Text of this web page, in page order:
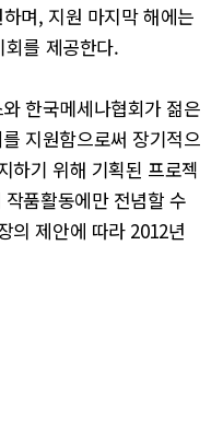
며, 지원 마지막 해에는
를 제공한다.
한국메세나협회가 젊은
지원함으로써 장기적으
하기 위해 기획된 프로젝
품활동에만 전념할 수
의 제안에 따라 2012년